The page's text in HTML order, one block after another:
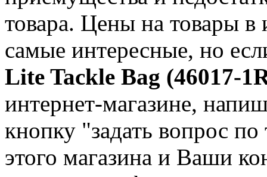
товара. Цены на товары
самые интересные, но
Lite Tackle Bag (46017-
интернет-магазине,
кнопку "задать вопрос по
этого магазина и Ваши